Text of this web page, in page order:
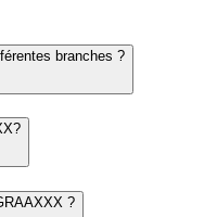
branches ?
?